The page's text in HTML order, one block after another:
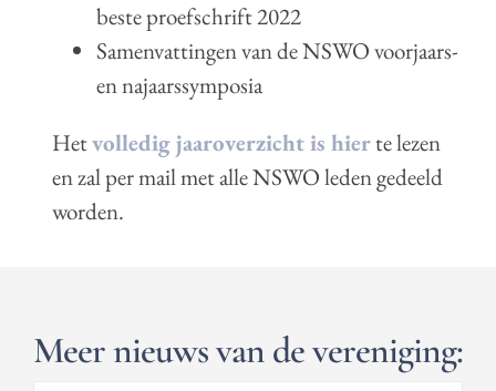
beste proefschrift 2022
Samenvattingen van de NSWO voorjaars-
en najaarssymposia
Hetvolledig jaaroverzicht is hierte lezen
en zal per mail met alle NSWO leden gedeeld
worden.
Meer nieuws van de vereniging: